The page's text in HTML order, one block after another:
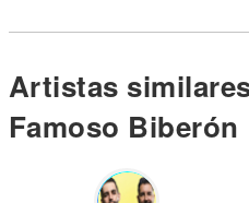
Artistas
Famoso Biberón